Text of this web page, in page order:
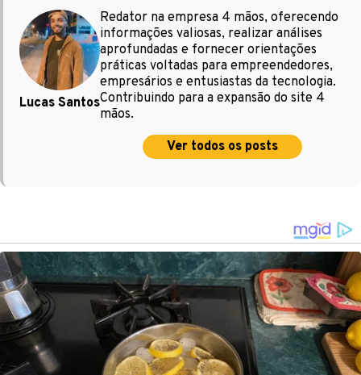
Lucas Santos
Redator na empresa 4 mãos, oferecendo
informações valiosas, realizar análises
aprofundadas e fornecer orientações
práticas voltadas para empreendedores,
empresários e entusiastas da tecnologia.
Contribuindo para a expansão do site 4
mãos.
Ver todos os posts